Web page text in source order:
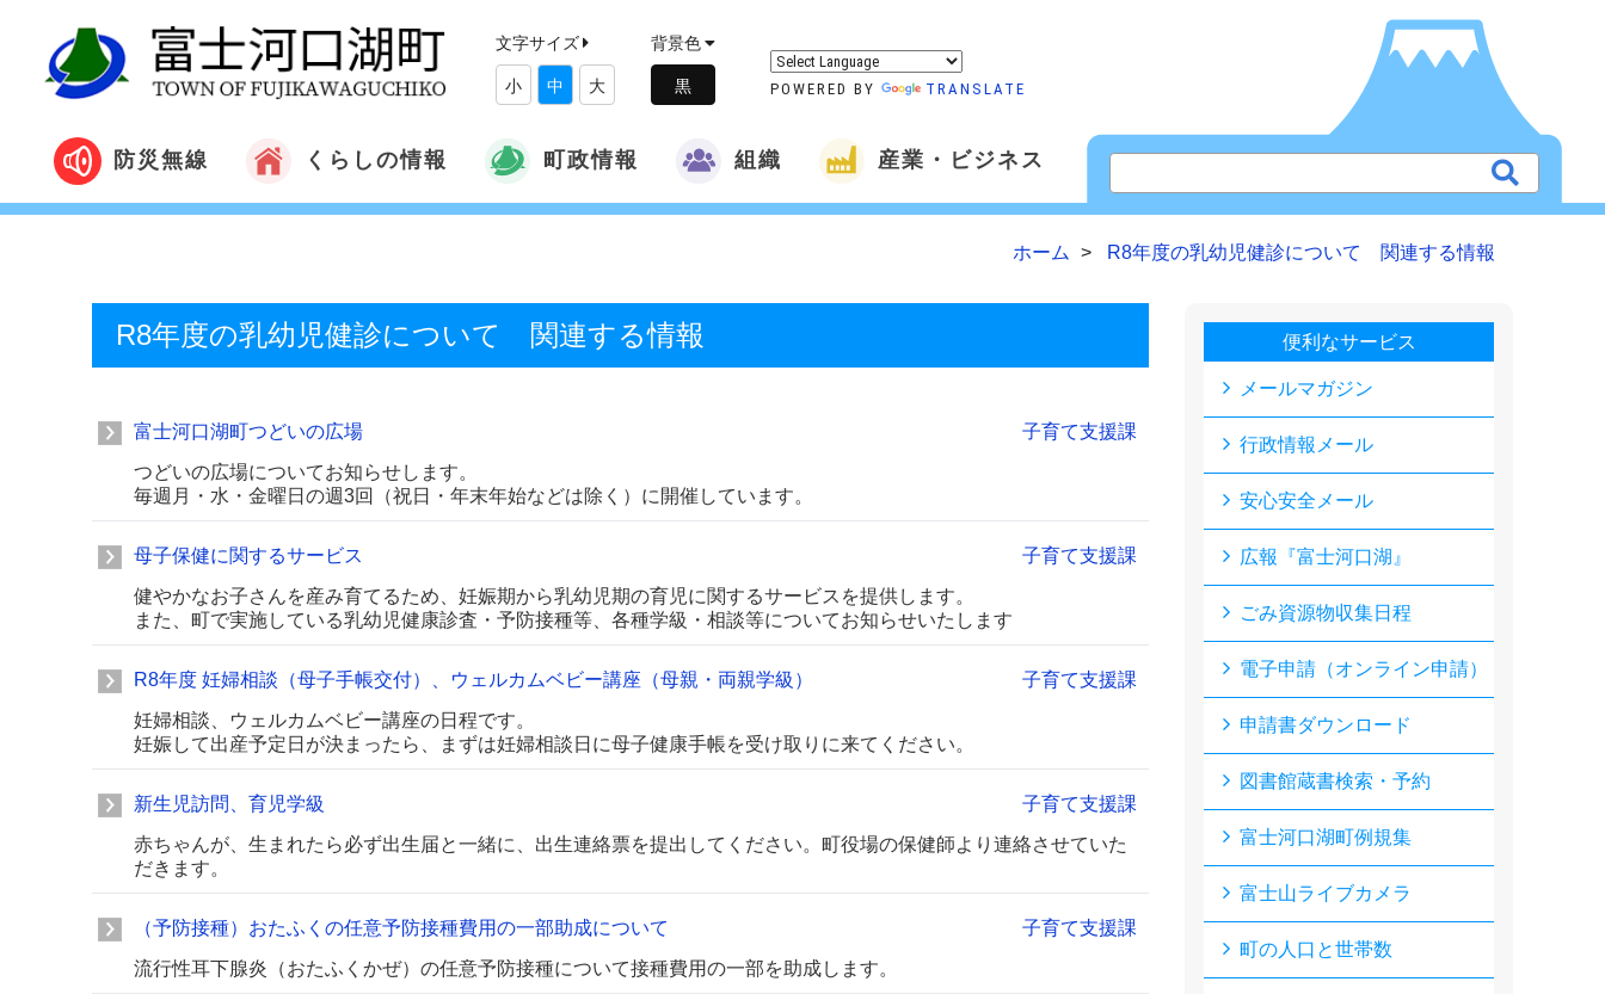
文字サイズ
小 中 大
背景色
POWERED BY TRANSLATE
防災無線 くらしの情報 町政情報 組織 産業・ビジネス
ホーム R8年度の乳幼児健診について 関連する情報
R8年度の乳幼児健診について 関連する情報
富士河口湖町つどいの広場
子育て支援課
つどいの広場についてお知らせします。
毎週月・水・金曜日の週3回（祝日・年末年始などは除く）に開催しています。
母子保健に関するサービス
子育て支援課
健やかなお子さんを産み育てるため、妊娠期から乳幼児期の育児に関するサービスを提供します。
また、町で実施している乳幼児健康診査・予防接種等、各種学級・相談等についてお知らせいたします
R8年度 妊婦相談（母子手帳交付）、ウェルカムベビー講座（母親・両親学級）
子育て支援課
妊婦相談、ウェルカムベビー講座の日程です。
妊娠して出産予定日が決まったら、まずは妊婦相談日に母子健康手帳を受け取りに来てください。
新生児訪問、育児学級
子育て支援課
赤ちゃんが、生まれたら必ず出生届と一緒に、出生連絡票を提出してください。町役場の保健師より連絡させていた
だきます。
（予防接種）おたふくの任意予防接種費用の一部助成について
子育て支援課
流行性耳下腺炎（おたふくかぜ）の任意予防接種について接種費用の一部を助成します。
便利なサービス
メールマガジン
行政情報メール
安心安全メール
広報『富士河口湖』
ごみ資源物収集日程
電子申請（オンライン申請）
申請書ダウンロード
図書館蔵書検索・予約
富士河口湖町例規集
富士山ライブカメラ
町の人口と世帯数